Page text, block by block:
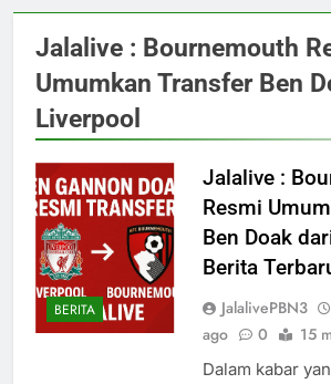
Jalalive : Bournemouth
Umumkan Transfer Ben
Liverpool
BERITA
Jalalive :
Resmi
Ben Doak
Berita
JalalivePBN3
ago
0 15
Dalam kabar